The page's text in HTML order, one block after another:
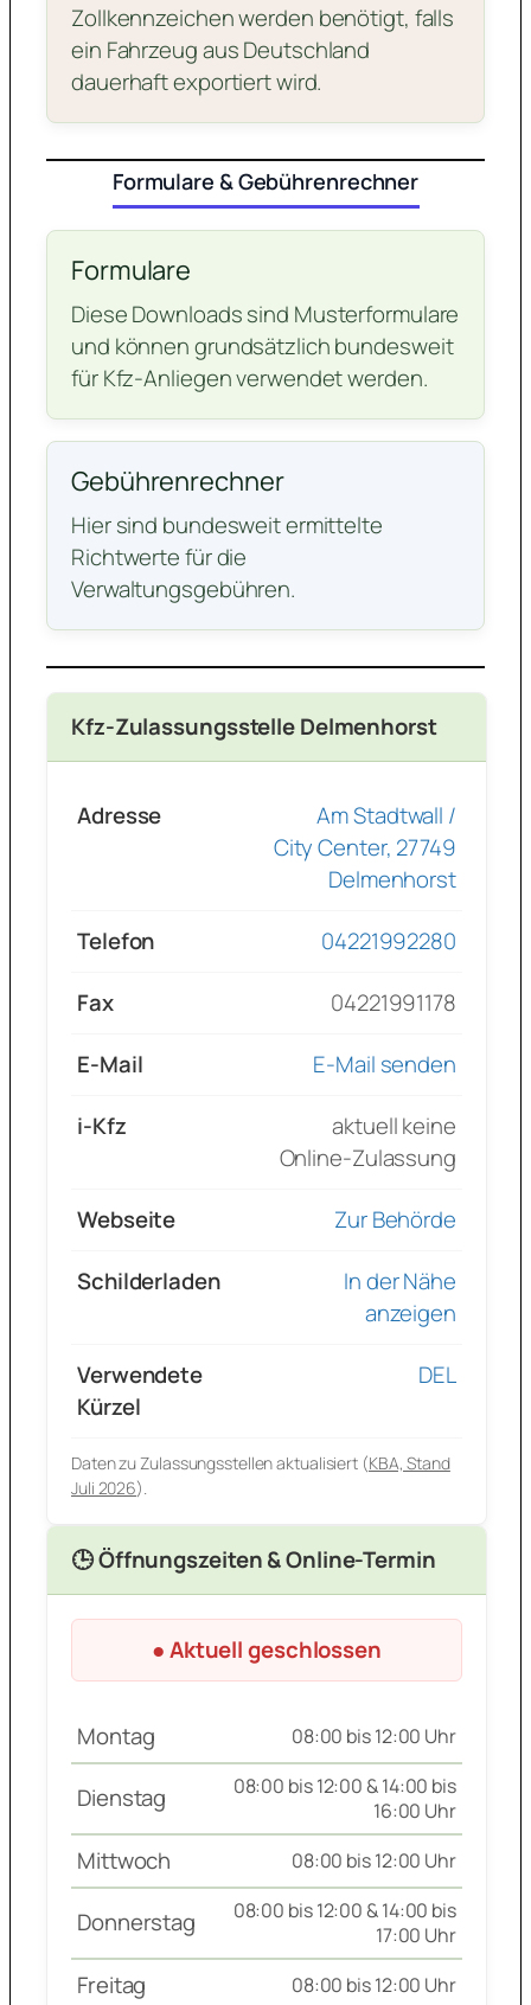
Zollkennzeichen werden benötigt, falls
ein Fahrzeug aus Deutschland
dauerhaft exportiert wird.
Formulare & Gebührenrechner
Formulare
Diese Downloads sind Musterformulare
und können grundsätzlich bundesweit
für Kfz-Anliegen verwendet werden.
Gebührenrechner
Hier sind bundesweit ermittelte
Richtwerte für die
Verwaltungsgebühren.
Kfz-Zulassungsstelle Delmenhorst
Adresse
Am Stadtwall /
City Center, 27749
Delmenhorst
Telefon
04221992280
Fax
04221991178
E-Mail
E-Mail senden
i-Kfz
aktuell keine
Online-Zulassung
Webseite
Zur Behörde
Schilderladen
In der Nähe
anzeigen
Verwendete
Kürzel
DEL
Daten zu Zulassungsstellen aktualisiert (KBA, Stand
Juli 2026).
🕒 Öffnungszeiten & Online-Termin
● Aktuell geschlossen
Montag 08:00 bis 12:00 Uhr
Dienstag
08:00 bis 12:00 & 14:00 bis
16:00 Uhr
Mittwoch 08:00 bis 12:00 Uhr
Donnerstag
08:00 bis 12:00 & 14:00 bis
17:00 Uhr
Freitag 08:00 bis 12:00 Uhr